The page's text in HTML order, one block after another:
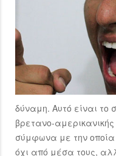
δύναμη. Αυτό είναι
βρετανο-
σύμφωνα με την οποία
όχι από μέσα τους,